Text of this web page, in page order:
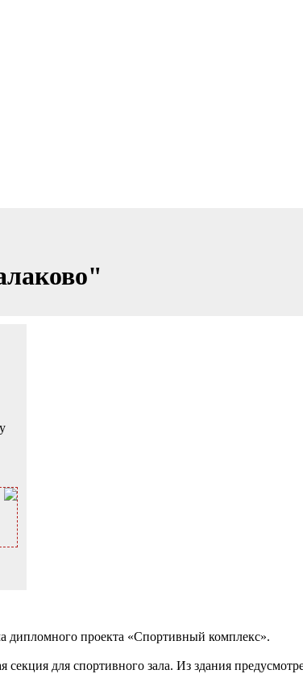
дипломного проекта «Спортивный комплекс».
для спортивного зала. Из здания